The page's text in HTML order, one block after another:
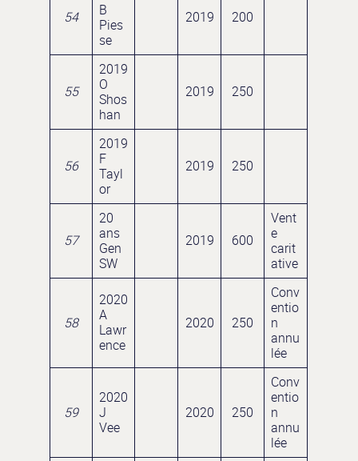
54
B
Pies
se
2019 200
55
2019
O
Shos
han
2019 250
56
2019
F
Tayl
or
2019 250
57
20
ans
Gen
SW
2019 600
Vent
e
carit
ative
58
2020
A
Lawr
ence
2020 250
Conv
entio
n
annu
lée
59
2020
J
Vee
2020 250
Conv
entio
n
annu
lée